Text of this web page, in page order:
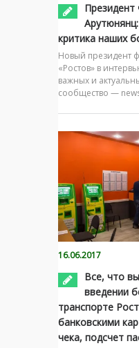
критика наших
Новый президент
«Ростов» в
важных и
сообщество —
16.06.2017
Все, что
введении
транспорте
банковскими
чека, подсчет